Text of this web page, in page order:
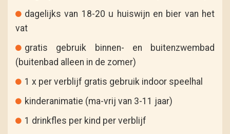
dagelijks van 18-20 u huiswijn en bier van het
vat
gratis gebruik binnen- en buitenzwembad
(buitenbad alleen in de zomer)
1 x per verblijf gratis gebruik indoor speelhal
kinderanimatie (ma-vrij van 3-11 jaar)
1 drinkfles per kind per verblijf